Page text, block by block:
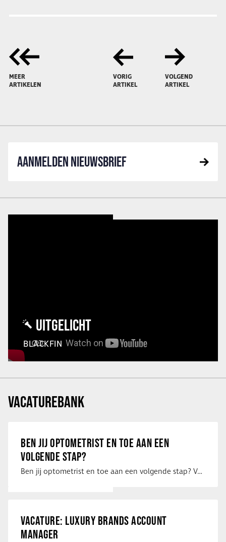
MEER
ARTIKELEN
VORIG
ARTIKEL
VOLGEND
ARTIKEL
AANMELDEN NIEUWSBRIEF
UITGELICHT
BLACKFIN
VACATUREBANK
BEN JIJ OPTOMETRIST EN TOE AAN EEN
VOLGENDE STAP?
Ben jij optometrist en toe aan een volgende stap? Voor een optiekketen is Eye …
VACATURE: LUXURY BRANDS ACCOUNT
MANAGER